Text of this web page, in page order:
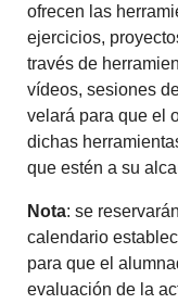
ofrecen las
ejercicios,
través de
vídeos, sesiones
velará para que el
dichas
que estén a su
Nota: se
calendario
para que el
evaluación de la